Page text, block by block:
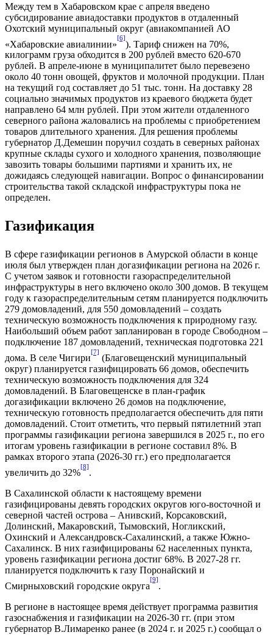
Между тем в Хабаровском крае с апреля введено
субсидирование авиадоставки продуктов в отдаленный
Охотский муниципальный округ (авиакомпанией АО
«Хабаровские авиалинии»
[6]
). Тариф снижен на 70%,
килограмм груза обходится в 200 рублей вместо 620-670
рублей. В апреле-июне в муниципалитет было перевезено
около 40 тонн овощей, фруктов и молочной продукции. План
на текущий год составляет до 51 тыс. тонн. На доставку 28
социально значимых продуктов из краевого бюджета будет
направлено 64 млн рублей. При этом жители отдаленного
северного района жаловались на проблемы с приобретением
товаров длительного хранения. Для решения проблемы
губернатор Д.Демешин поручил создать в северных районах
крупные склады сухого и холодного хранения, позволяющие
завозить товары большими партиями и хранить их, не
дожидаясь следующей навигации. Вопрос о финансировании
строительства такой складской инфраструктуры пока не
определен.
Газификация
В сфере газификации регионов в Амурской области в конце
июля был утвержден план догазификации региона на 2026 г.
С учетом заявок и готовности газораспределительной
инфраструктуры в него включено около 300 домов. В текущем
году к газораспределительным сетям планируется подключить
279 домовладений, для 550 домовладений – создать
техническую возможность подключения к природному газу.
Наибольший объем работ запланирован в городе Свободном –
подключение 187 домовладений, техническая подготовка 221
дома. В селе Чигири
[7]
(Благовещенский муниципальный
округ) планируется газифицировать 66 домов, обеспечить
техническую возможность подключения для 324
домовладений. В Благовещенске в план-график
догазификации включено 26 домов на подключение,
техническую готовность предполагается обеспечить для пяти
домовладений. Стоит отметить, что первый пятилетний этап
программы газификации региона завершился в 2025 г., по его
итогам уровень газификации в регионе составил 8%. В
рамках второго этапа (2026-30 гг.) его предполагается
увеличить до 32%
[8]
.
В Сахалинской области к настоящему времени
газифицированы девять городских округов юго-восточной и
северной частей острова – Анивский, Корсаковский,
Долинский, Макаровский, Тымовский, Ногликский,
Охинский и Александровск-Сахалинский, а также Южно-
Сахалинск. В них газифицированы 62 населенных пункта,
уровень газификации региона достиг 68%. В 2027-28 гг.
планируется подключить к газу Поронайский и
Смирныховский городские округа
[9]
.
В регионе в настоящее время действует программа развития
газоснабжения и газификации на 2026-30 гг. (при этом
губернатор В.Лимаренко ранее (в 2024 г. и 2025 г.) сообщал о